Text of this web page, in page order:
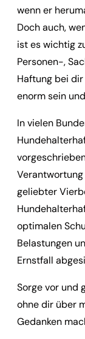
wenn er
Doch auch,
ist es wichtig
Personen-,
Haftung bei
enorm sein
In vielen
geliebter
optimalen
Belastungen
Ernstfall
Sorge vor und
ohne dir über
Gedanken